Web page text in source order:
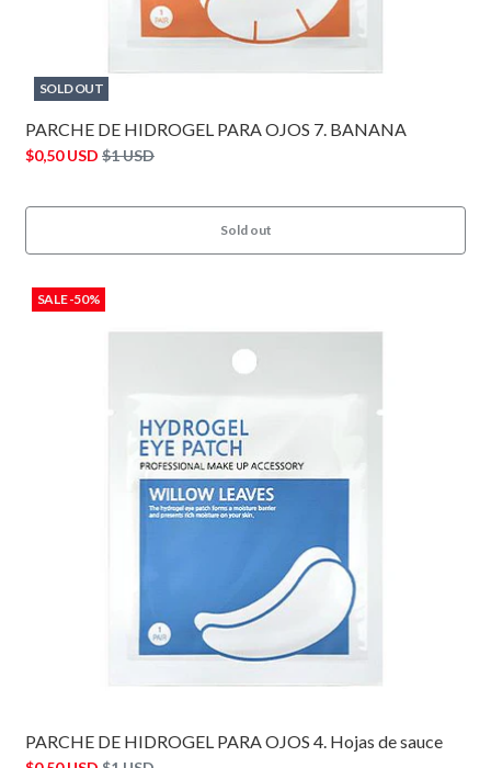
SOLD OUT
PARCHE DE HIDROGEL PARA OJOS 7. BANANA
$0,50 USD $1 USD
Sold out
SALE -50%
PARCHE DE HIDROGEL PARA OJOS 4. Hojas de sauce